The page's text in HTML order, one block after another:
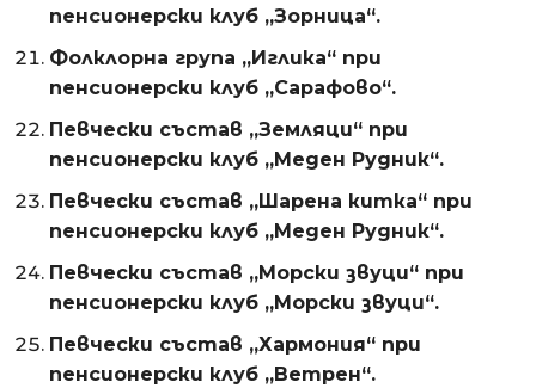
пенсионерски клуб „Зорница“.
Фолклорна група „Иглика“ при
пенсионерски клуб „Сарафово“.
Певчески състав „Земляци“ при
пенсионерски клуб „Меден Рудник“.
Певчески състав „Шарена китка“ при
пенсионерски клуб „Меден Рудник“.
Певчески състав „Морски звуци“ при
пенсионерски клуб „Морски звуци“.
Певчески състав „Хармония“ при
пенсионерски клуб „Ветрен“.